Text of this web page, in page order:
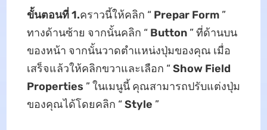
ขั้นตอนที่ 1.คราวนี้ให้คลิก “ Prepar Form”
ทางด้านซ้าย จากนั้นคลิก “ Button” ที่ด้านบน
ของหน้า จากนั้นวาดตำแหน่งปุ่มของคุณ เมื่อ
เสร็จแล้วให้คลิกขวาและเลือก “ Show Field
Properties ” ในเมนูนี้ คุณสามารถปรับแต่งปุ่ม
ของคุณได้โดยคลิก “ Style ”